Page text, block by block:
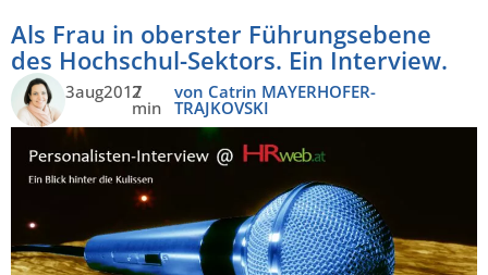
Als Frau in oberster Führungsebene
des Hochschul-Sektors. Ein Interview.
3aug2017
2
min
von Catrin MAYERHOFER-
TRAJKOVSKI